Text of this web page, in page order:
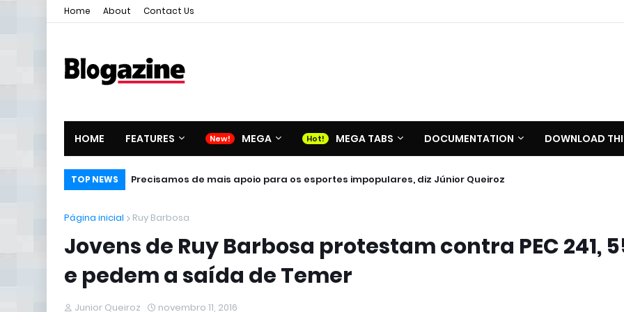
Home About Contact Us
HOME FEATURES MEGA MEGA TABS DOCUMENTATION DOWNLOAD
TOP NEWS Precisamos de mais apoio para os esportes impopulares, diz Júnior Queiroz
Página inicial Ruy Barbosa
Jovens de Ruy Barbosa protestam contra PEC 241,
e pedem a saída de Temer
Junior Queiroz novembro 11, 2016